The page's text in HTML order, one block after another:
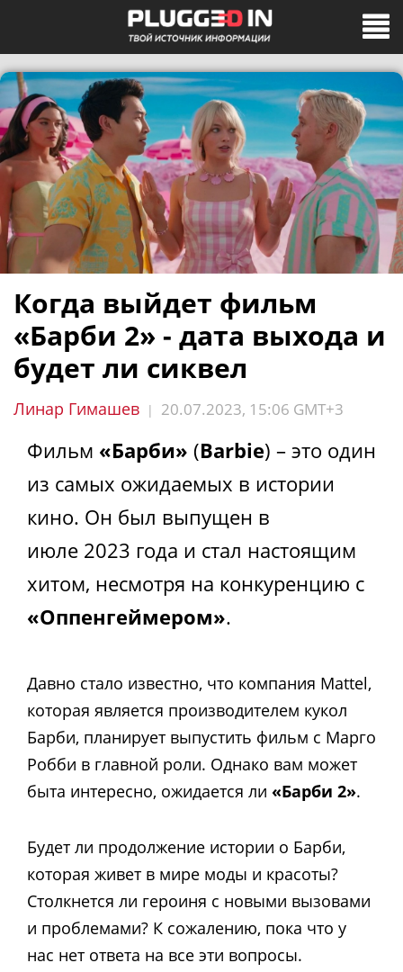
Когда выйдет фильм
«Барби 2» - дата выхода и
будет ли сиквел
Линар Гимашев | 20.07.2023, 15:06 GMT+3
Фильм «Барби» (Barbie) – это один
из самых ожидаемых в истории
кино. Он был выпущен в
июле 2023 года и стал настоящим
хитом, несмотря на конкуренцию с
«Оппенгеймером».
Давно стало известно, что компания Mattel,
которая является производителем кукол
Барби, планирует выпустить фильм с Марго
Робби в главной роли. Однако вам может
быта интересно, ожидается ли «Барби 2».
Будет ли продолжение истории о Барби,
которая живет в мире моды и красоты?
Столкнется ли героиня с новыми вызовами
и проблемами? К сожалению, пока что у
нас нет ответа на все эти вопросы.